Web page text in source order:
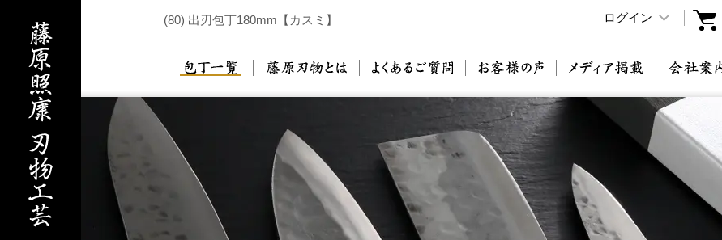
(80) 出刃包丁180mm【カスミ】 ログイン
包丁一覧 藤原刃物とは よくあるご質問 お客様の声 メディア掲載